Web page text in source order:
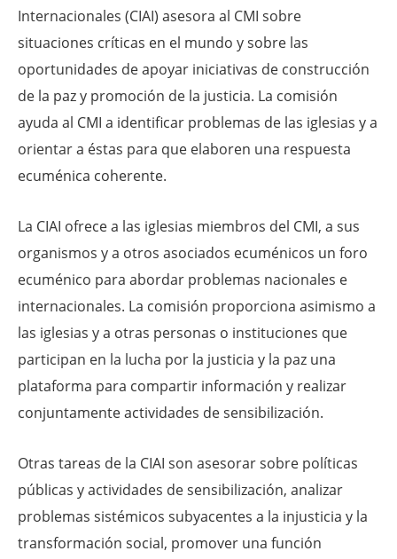
Internacionales (CIAI) asesora al CMI sobre
situaciones críticas en el mundo y sobre las
oportunidades de apoyar iniciativas de construcción
de la paz y promoción de la justicia. La comisión
ayuda al CMI a identificar problemas de las iglesias y a
orientar a éstas para que elaboren una respuesta
ecuménica coherente.
La CIAI ofrece a las iglesias miembros del CMI, a sus
organismos y a otros asociados ecuménicos un foro
ecuménico para abordar problemas nacionales e
internacionales. La comisión proporciona asimismo a
las iglesias y a otras personas o instituciones que
participan en la lucha por la justicia y la paz una
plataforma para compartir información y realizar
conjuntamente actividades de sensibilización.
Otras tareas de la CIAI son asesorar sobre políticas
públicas y actividades de sensibilización, analizar
problemas sistémicos subyacentes a la injusticia y la
transformación social, promover una función